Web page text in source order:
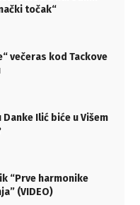
točak“
večeras kod Tackove
Ilić biće u Višem
“Prve harmonike
(VIDEO)